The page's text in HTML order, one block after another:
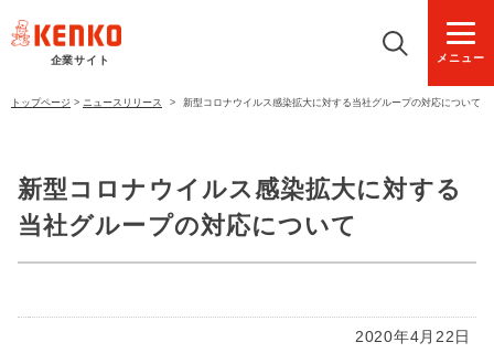
企業サイト メニュー
トップページ > ニュースリリース > 新型コロナウイルス感染拡大に対する当社グループの対応について
新型コロナウイルス感染拡大に対する
当社グループの対応について
2020年4月22日